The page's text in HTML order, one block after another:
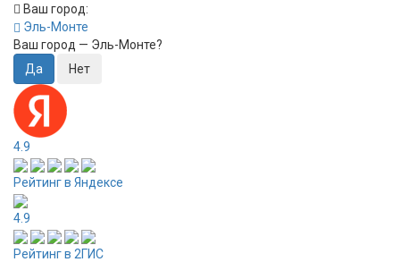
Ваш город:
Эль-Монте
Ваш город — Эль-Монте?
4.9
Рейтинг в Яндексе
4.9
Рейтинг в 2ГИС